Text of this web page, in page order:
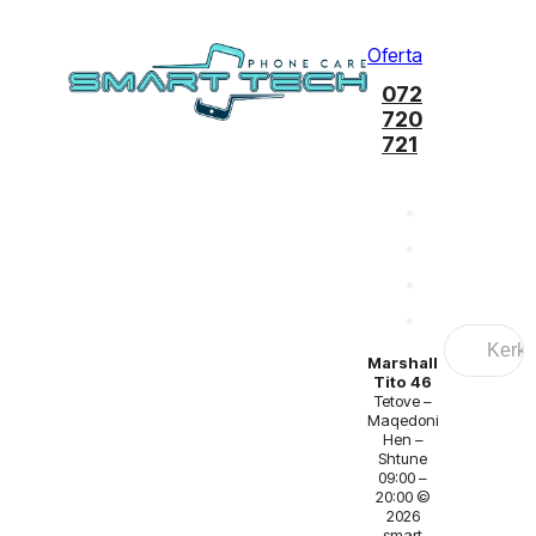
Oferta
072
720
721
Marshall
Tito 46
Tetove –
Maqedoni
Hen –
Shtune
09:00 –
20:00 ©
2026
Search
...